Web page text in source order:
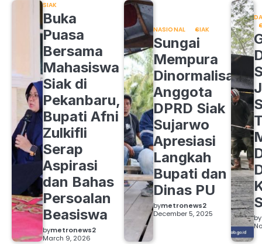
SIAK
Buka
Puasa
Bersama
Mahasiswa
Siak di
Pekanbaru,
Bupati Afni
Zulkifli
Serap
Aspirasi
dan Bahas
Persoalan
Beasiswa
bymetronews2
March 9, 2026
NASIONAL SIAK
Sungai
Mempura
Dinormalisasi,
Anggota
DPRD Siak
Sujarwo
Apresiasi
Langkah
Bupati dan
Dinas PU
bymetronews2
December 5, 2025
by